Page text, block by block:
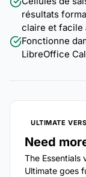
résultats
claire et facile
Fonctionne
LibreOffice
ULTIMATE
Need
The Essentials
Ultimate goes